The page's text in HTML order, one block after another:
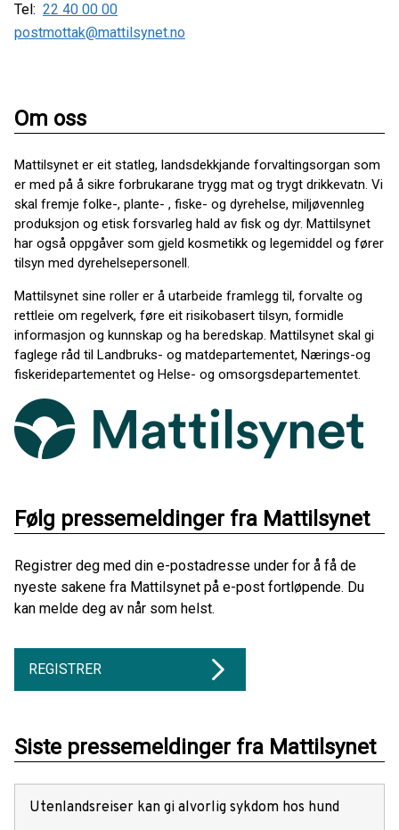
Tel: 22 40 00 00
postmottak@mattilsynet.no
Om oss
Mattilsynet er eit statleg, landsdekkjande forvaltingsorgan som
er med på å sikre forbrukarane trygg mat og trygt drikkevatn. Vi
skal fremje folke-, plante- , fiske- og dyrehelse, miljøvennleg
produksjon og etisk forsvarleg hald av fisk og dyr. Mattilsynet
har også oppgåver som gjeld kosmetikk og legemiddel og fører
tilsyn med dyrehelsepersonell.
Mattilsynet sine roller er å utarbeide framlegg til, forvalte og
rettleie om regelverk, føre eit risikobasert tilsyn, formidle
informasjon og kunnskap og ha beredskap. Mattilsynet skal gi
faglege råd til Landbruks- og matdepartementet, Nærings-og
fiskeridepartementet og Helse- og omsorgsdepartementet.
Følg pressemeldinger fra Mattilsynet
Registrer deg med din e-postadresse under for å få de
nyeste sakene fra Mattilsynet på e-post fortløpende. Du
kan melde deg av når som helst.
REGISTRER
Siste pressemeldinger fra Mattilsynet
Utenlandsreiser kan gi alvorlig sykdom hos hund